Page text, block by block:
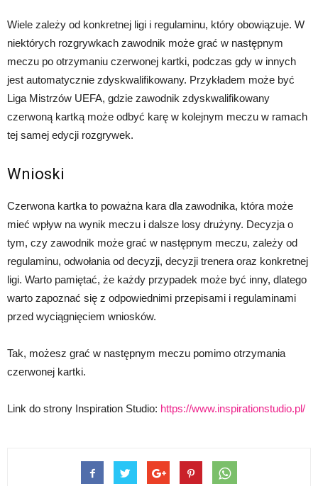
Wiele zależy od konkretnej ligi i regulaminu, który obowiązuje. W
niektórych rozgrywkach zawodnik może grać w następnym
meczu po otrzymaniu czerwonej kartki, podczas gdy w innych
jest automatycznie zdyskwalifikowany. Przykładem może być
Liga Mistrzów UEFA, gdzie zawodnik zdyskwalifikowany
czerwoną kartką może odbyć karę w kolejnym meczu w ramach
tej samej edycji rozgrywek.
Wnioski
Czerwona kartka to poważna kara dla zawodnika, która może
mieć wpływ na wynik meczu i dalsze losy drużyny. Decyzja o
tym, czy zawodnik może grać w następnym meczu, zależy od
regulaminu, odwołania od decyzji, decyzji trenera oraz konkretnej
ligi. Warto pamiętać, że każdy przypadek może być inny, dlatego
warto zapoznać się z odpowiednimi przepisami i regulaminami
przed wyciągnięciem wniosków.
Tak, możesz grać w następnym meczu pomimo otrzymania
czerwonej kartki.
Link do strony Inspiration Studio: https://www.inspirationstudio.pl/